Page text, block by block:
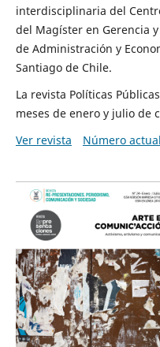
interdisciplinaria del
del Magíster en Gerencia
de Administración y
Santiago de Chile.
La revista Políticas
meses de enero y julio de
Ver revista
Número actual